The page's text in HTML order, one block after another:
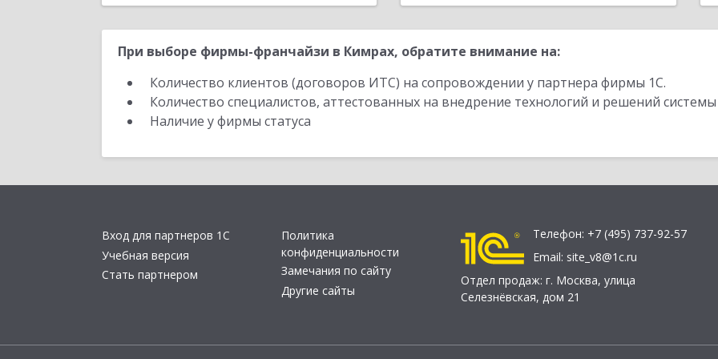
При выборе фирмы-франчайзи в Кимрах, обратите внимание на:
Количество клиентов (договоров ИТС) на сопровождении у партнера фирмы 1С.
Количество специалистов, аттестованных на внедрение технологий и решений
Наличие у фирмы статуса
Вход для партнеров 1С
Учебная версия
Стать партнером
Политика
конфиденциальности
Замечания по сайту
Другие сайты
Телефон: +7 (495) 737-92-57
Email: site_v8@1c.ru
Отдел продаж: г. Москва, улица
Селезнёвская, дом 21